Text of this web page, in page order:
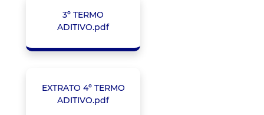
3º TERMO
ADITIVO.pdf
EXTRATO 4º TERMO
ADITIVO.pdf